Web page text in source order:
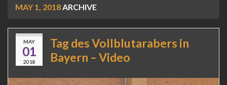
MAY 1, 2018 ARCHIVE
MAY
01
2018
Tag des Vollblutarabers in
Bayern – Video